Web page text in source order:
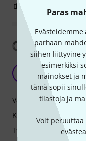
Paras
parhaan
siihen liittyvine
esimerkiksi
mainokset ja
tämä sopii
tilastoja ja
Voit
Näytä käännös
Happy -
Vakaus
Käsittely
Työnjälki